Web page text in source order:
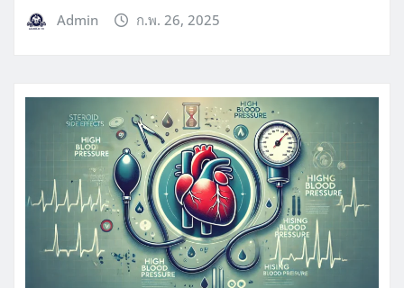
Admin ก.พ. 26, 2025